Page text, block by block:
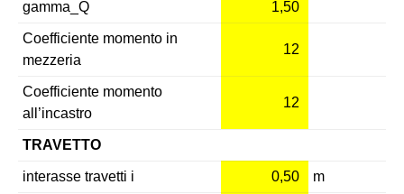
gamma_Q 1,50
Coefficiente momento in
mezzeria
12
Coefficiente momento
all’incastro
12
TRAVETTO
interasse travetti i 0,50 m